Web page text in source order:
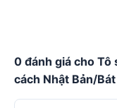
0 đánh giá cho
cách Nhật Bản/